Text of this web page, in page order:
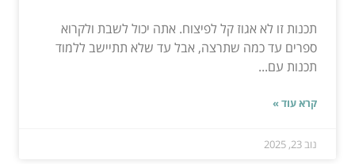
תכנות זו לא אגוז קל לפיצוח. אתה יכול לשבת ולקרוא
ספרים עד כמה שתרצה, אבל עד שלא תתיישב ללמוד
תכנות עם...
קרא עוד »
נוב 23, 2025